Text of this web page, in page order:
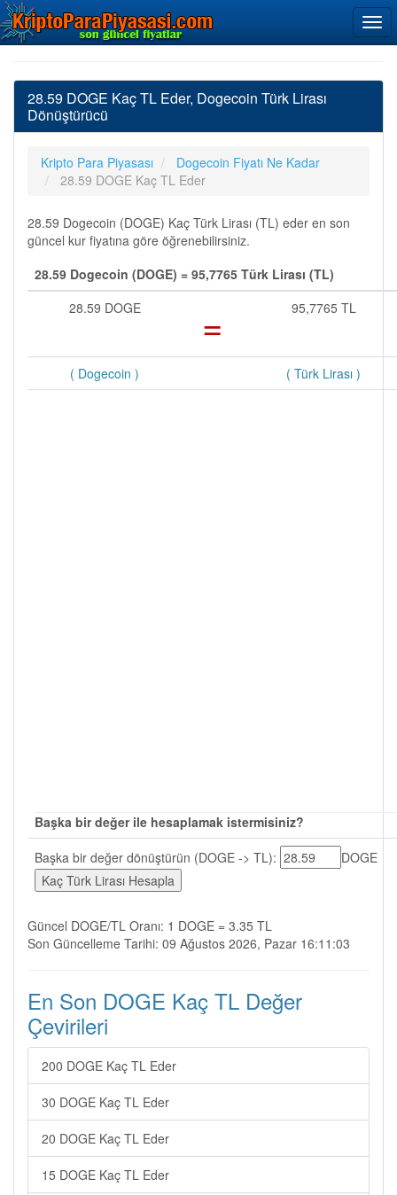
28.59 DOGE Kaç TL Eder, Dogecoin Türk Lirası
Dönüştürücü
Kripto Para Piyasası
Dogecoin Fiyatı Ne Kadar
28.59 DOGE Kaç TL Eder
28.59 Dogecoin (DOGE) Kaç Türk Lirası (TL) eder en son
güncel kur fiyatına göre öğrenebilirsiniz.
28.59 Dogecoin (DOGE) = 95,7765 Türk Lirası (TL)
28.59 DOGE
= 95,7765 TL
( Dogecoin ) ( Türk Lirası )
Başka bir değer ile hesaplamak istermisiniz?
Başka bir değer dönüştürün (DOGE -> TL):
DOGE
Güncel DOGE/TL Oranı: 1 DOGE = 3.35 TL
Son Güncelleme Tarihi: 09 Ağustos 2026, Pazar 16:11:03
En Son DOGE Kaç TL Değer
Çevirileri
200 DOGE Kaç TL Eder
30 DOGE Kaç TL Eder
20 DOGE Kaç TL Eder
15 DOGE Kaç TL Eder